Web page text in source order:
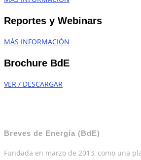
Reportes y Webinars
MÁS INFORMACIÓN
Brochure BdE
VER / DESCARGAR
Breves de Energía (BdE)
Fundada en marzo de 2013, como una